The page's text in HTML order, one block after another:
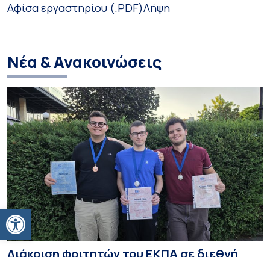
Ανοίξτε τη γραμμή εργαλείων
Αφίσα εργαστηρίου (.PDF)Λήψη
Νέα & Ανακοινώσεις
Διάκριση φοιτητών του ΕΚΠΑ σε διεθνή